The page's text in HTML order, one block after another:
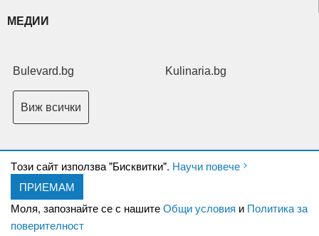
Tози сайт използва "Бисквитки". Научи повече
ПРИЕМАМ
Моля, запознайте се с нашитеОбщи условия и Политика за
поверителност
МЕДИИ
Bulevard.bg Kulinaria.bg
Виж всички
Copyright © 2026 Ксениум ООД. Всички права запазени.
XeniumCompany.com